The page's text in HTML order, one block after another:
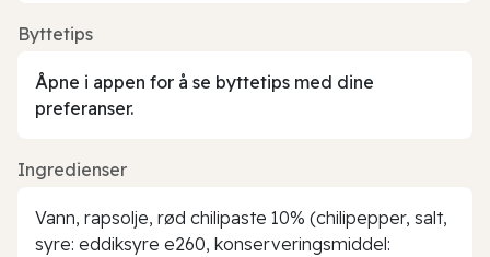
Byttetips
Åpne i appen for å se byttetips med dine
preferanser.
Ingredienser
Vann, rapsolje, rød chilipaste 10% (chilipepper, salt,
syre: eddiksyre e260, konserveringsmiddel: